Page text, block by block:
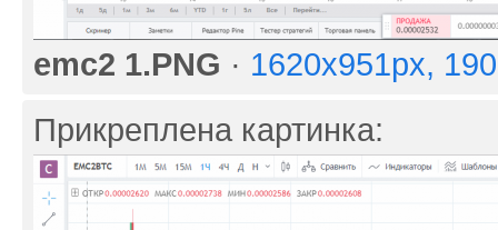
emc2 1.PNG · 1620x951px,
Прикреплена картинка: